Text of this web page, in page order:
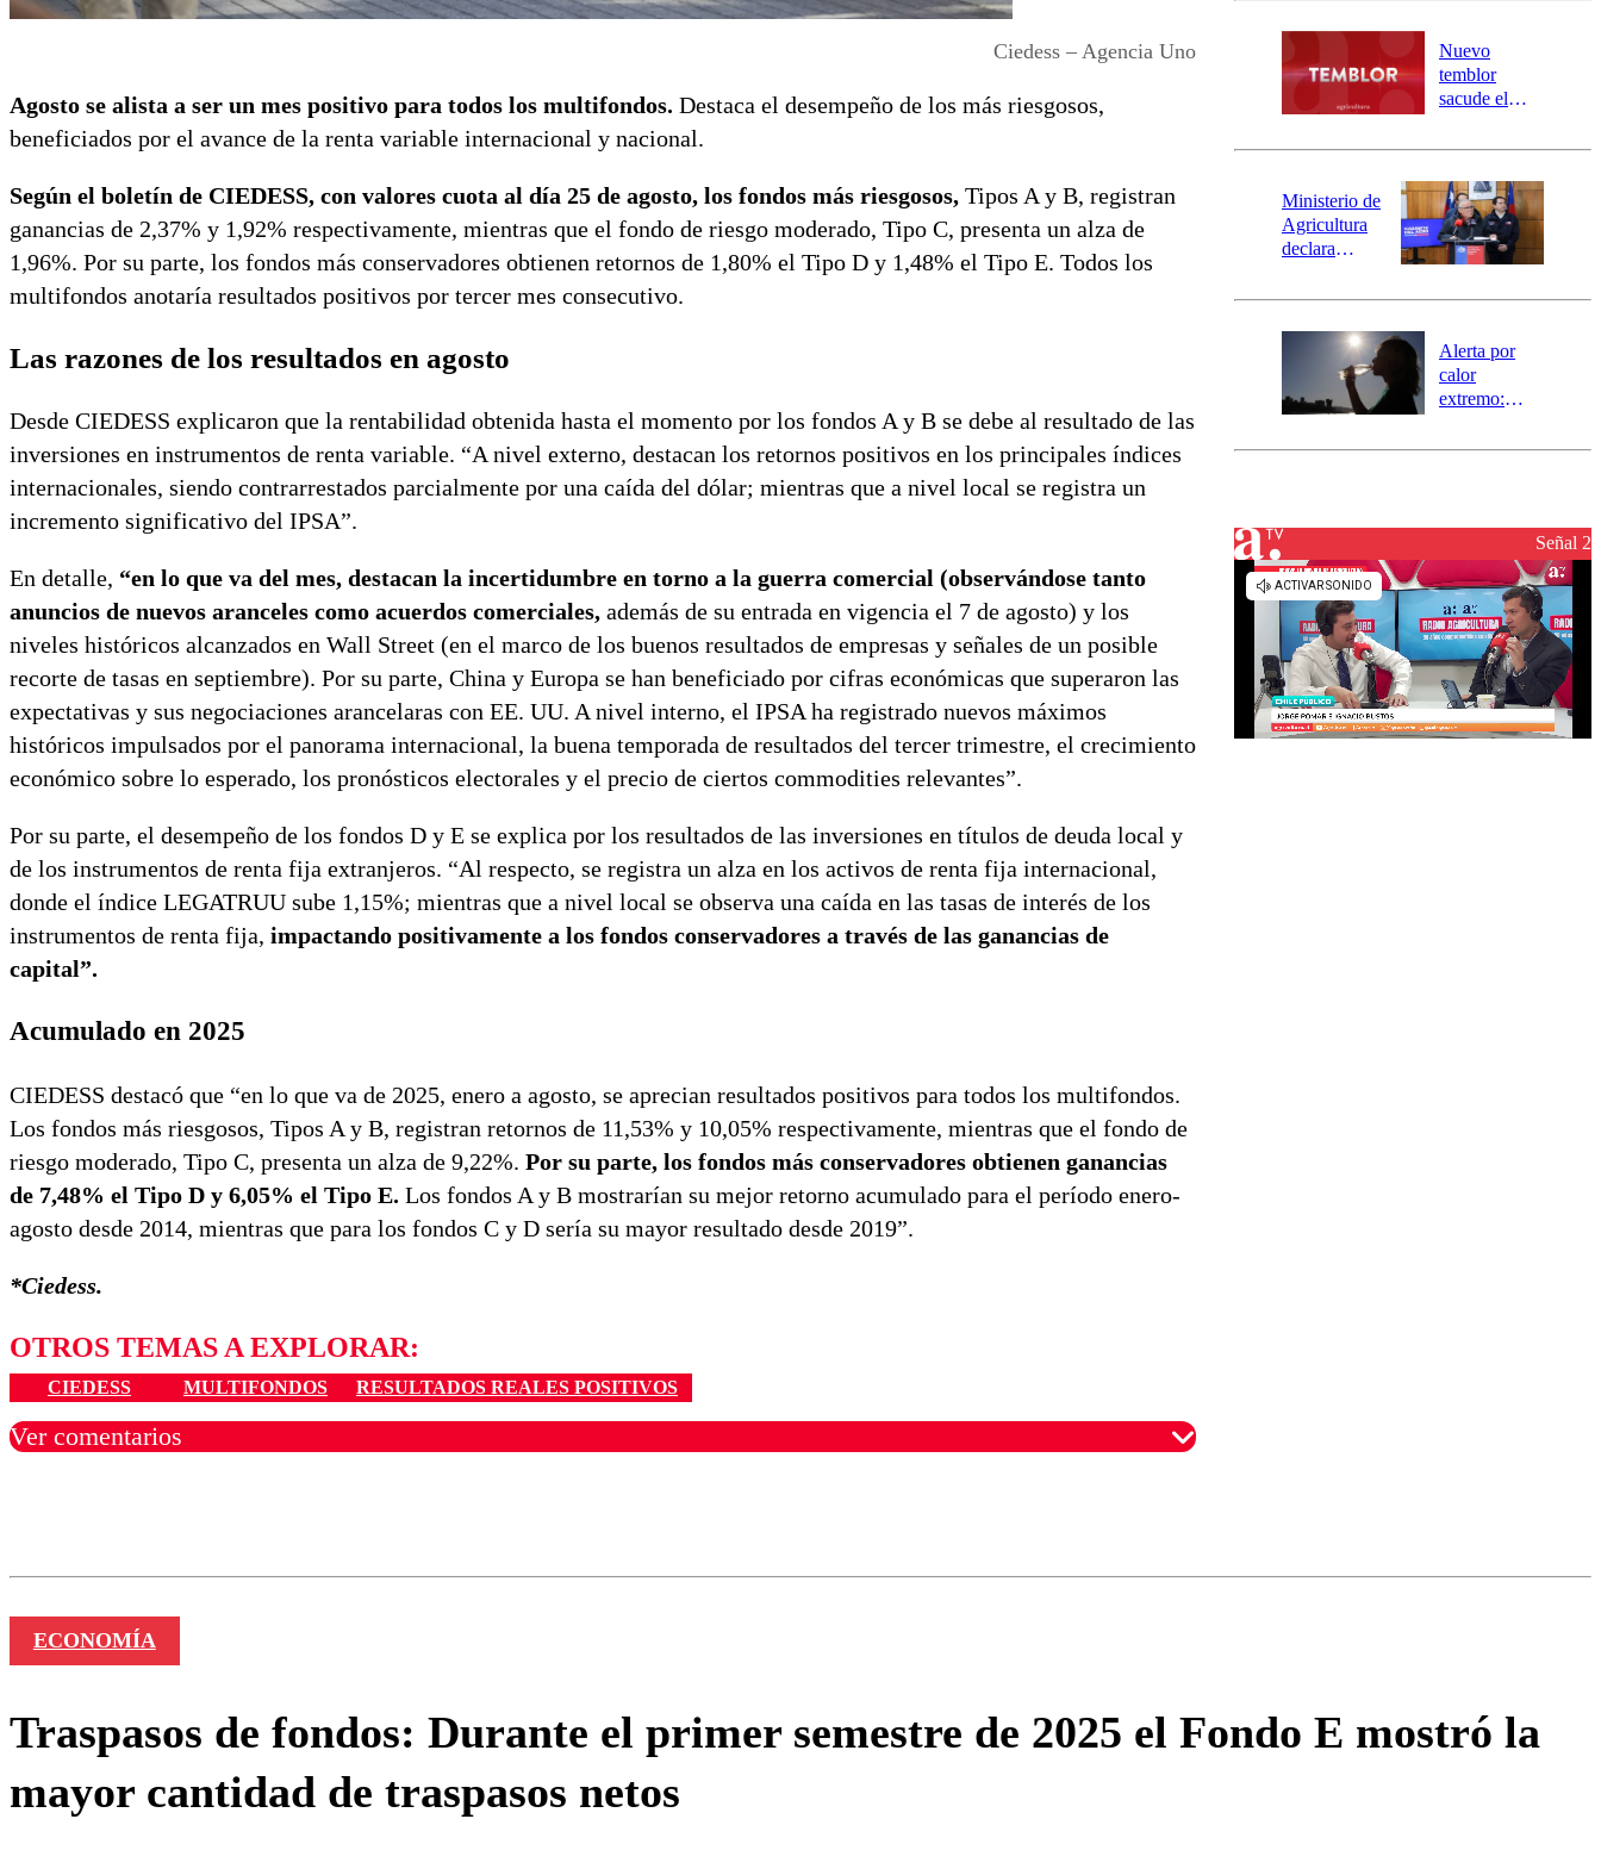
Ciedess – Agencia Uno
Agosto se alista a ser un mes positivo para todos los multifondos. Destaca el desempeño de los más riesgosos,
beneficiados por el avance de la renta variable internacional y nacional.
Según el boletín de CIEDESS, con valores cuota al día 25 de agosto, los fondos más riesgosos, Tipos A y B, registran
ganancias de 2,37% y 1,92% respectivamente, mientras que el fondo de riesgo moderado, Tipo C, presenta un alza de
1,96%. Por su parte, los fondos más conservadores obtienen retornos de 1,80% el Tipo D y 1,48% el Tipo E. Todos los
multifondos anotaría resultados positivos por tercer mes consecutivo.
Las razones de los resultados en agosto
Desde CIEDESS explicaron que la rentabilidad obtenida hasta el momento por los fondos A y B se debe al resultado de las
inversiones en instrumentos de renta variable. “A nivel externo, destacan los retornos positivos en los principales índices
internacionales, siendo contrarrestados parcialmente por una caída del dólar; mientras que a nivel local se registra un
incremento significativo del IPSA”.
En detalle, “en lo que va del mes, destacan la incertidumbre en torno a la guerra comercial (observándose tanto
anuncios de nuevos aranceles como acuerdos comerciales, además de su entrada en vigencia el 7 de agosto) y los
niveles históricos alcanzados en Wall Street (en el marco de los buenos resultados de empresas y señales de un posible
recorte de tasas en septiembre). Por su parte, China y Europa se han beneficiado por cifras económicas que superaron las
expectativas y sus negociaciones arancelaras con EE. UU. A nivel interno, el IPSA ha registrado nuevos máximos
históricos impulsados por el panorama internacional, la buena temporada de resultados del tercer trimestre, el crecimiento
económico sobre lo esperado, los pronósticos electorales y el precio de ciertos commodities relevantes”.
Por su parte, el desempeño de los fondos D y E se explica por los resultados de las inversiones en títulos de deuda local y
de los instrumentos de renta fija extranjeros. “Al respecto, se registra un alza en los activos de renta fija internacional,
donde el índice LEGATRUU sube 1,15%; mientras que a nivel local se observa una caída en las tasas de interés de los
instrumentos de renta fija, impactando positivamente a los fondos conservadores a través de las ganancias de
capital”.
Acumulado en 2025
CIEDESS destacó que “en lo que va de 2025, enero a agosto, se aprecian resultados positivos para todos los multifondos.
Los fondos más riesgosos, Tipos A y B, registran retornos de 11,53% y 10,05% respectivamente, mientras que el fondo de
riesgo moderado, Tipo C, presenta un alza de 9,22%. Por su parte, los fondos más conservadores obtienen ganancias
de 7,48% el Tipo D y 6,05% el Tipo E. Los fondos A y B mostrarían su mejor retorno acumulado para el período enero-
agosto desde 2014, mientras que para los fondos C y D sería su mayor resultado desde 2019”.
*Ciedess.
OTROS TEMAS A EXPLORAR:
CIEDESS MULTIFONDOS RESULTADOS REALES POSITIVOS
Ver comentarios
río Damas:
activa
mensajería
SAE
Nuevo
temblor
sacude el
revisa la
epicentro
Ministerio de
Agricultura
declara
agrícola para
Alerta por
calor
extremo:
activa Alerta
Señal 2
ECONOMÍA
Traspasos de fondos: Durante el primer semestre de 2025 el Fondo E mostró la
mayor cantidad de traspasos netos